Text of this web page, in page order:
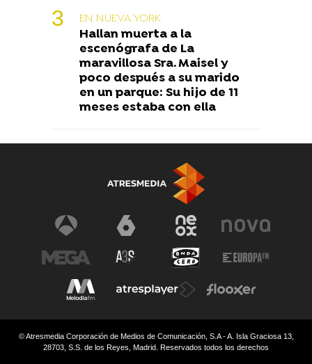
EN NUEVA YORK
Hallan muerta a la
escenógrafa de La
maravillosa Sra. Maisel y
poco después a su marido
en un parque: Su hijo de 11
meses estaba con ella
© Atresmedia Corporación de Medios de Comunicación, S.A - A. Isla Graciosa 13,
28703, S.S. de los Reyes, Madrid. Reservados todos los derechos